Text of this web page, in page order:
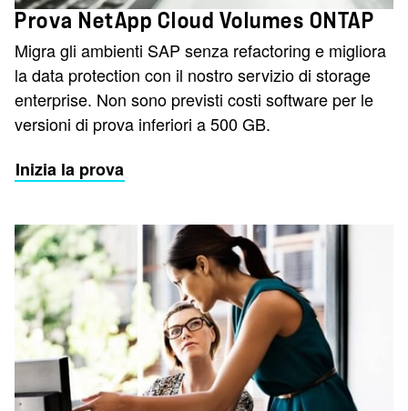
Prova NetApp Cloud Volumes ONTAP
Migra gli ambienti SAP senza refactoring e migliora
la data protection con il nostro servizio di storage
enterprise. Non sono previsti costi software per le
versioni di prova inferiori a 500 GB.
Inizia la prova